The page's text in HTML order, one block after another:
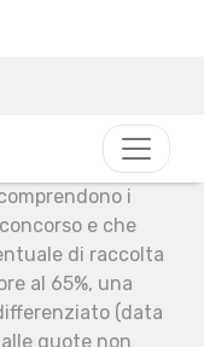
i
e che
di raccolta
al 65%, una
(data
quote non